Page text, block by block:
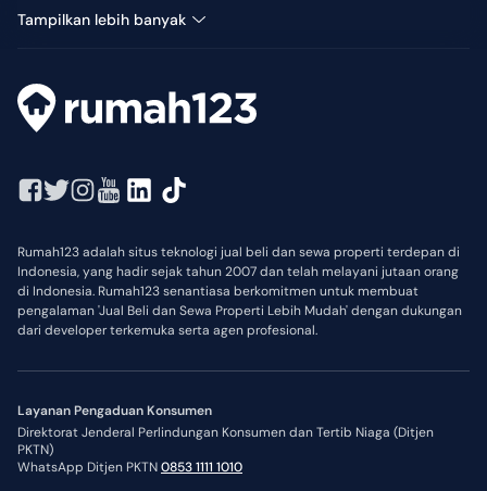
Tampilkan lebih banyak
Rumah123 adalah situs teknologi jual beli dan sewa properti terdepan di
Indonesia, yang hadir sejak tahun 2007 dan telah melayani jutaan orang
di Indonesia. Rumah123 senantiasa berkomitmen untuk membuat
pengalaman 'Jual Beli dan Sewa Properti Lebih Mudah' dengan dukungan
dari developer terkemuka serta agen profesional.
Layanan Pengaduan Konsumen
Direktorat Jenderal Perlindungan Konsumen dan Tertib Niaga (Ditjen
PKTN)
WhatsApp Ditjen PKTN0853 1111 1010